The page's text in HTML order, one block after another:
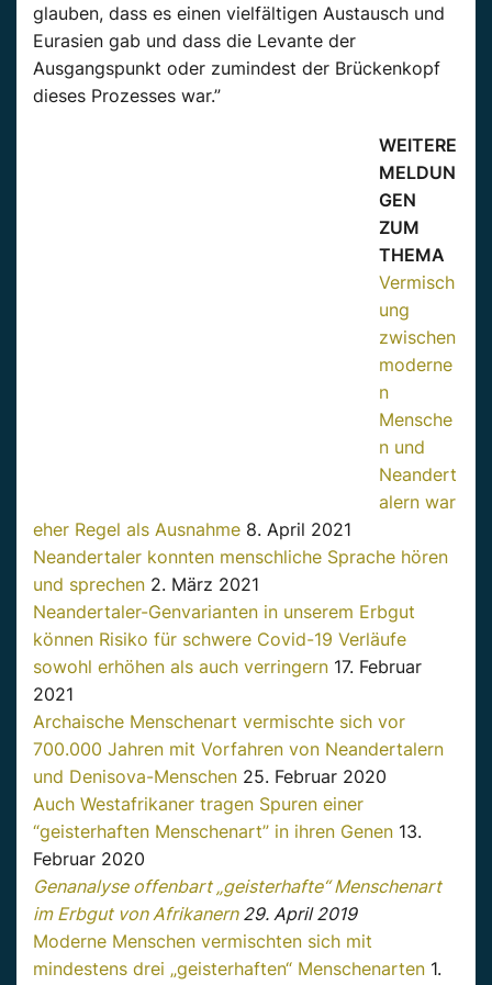
glauben, dass es einen vielfältigen Austausch und
Eurasien gab und dass die Levante der
Ausgangspunkt oder zumindest der Brückenkopf
dieses Prozesses war.”
WEITERE
MELDUN
GEN
ZUM
THEMA
Vermisch
ung
zwischen
moderne
n
Mensche
n und
Neandert
alern war
eher Regel als Ausnahme 8. April 2021
Neandertaler konnten menschliche Sprache hören
und sprechen 2. März 2021
Neandertaler-Genvarianten in unserem Erbgut
können Risiko für schwere Covid-19 Verläufe
sowohl erhöhen als auch verringern 17. Februar
2021
Archaische Menschenart vermischte sich vor
700.000 Jahren mit Vorfahren von Neandertalern
und Denisova-Menschen 25. Februar 2020
Auch Westafrikaner tragen Spuren einer
“geisterhaften Menschenart” in ihren Genen 13.
Februar 2020
Genanalyse offenbart „geisterhafte“ Menschenart
im Erbgut von Afrikanern29. April 2019
Moderne Menschen vermischten sich mit
mindestens drei „geisterhaften“ Menschenarten 1.